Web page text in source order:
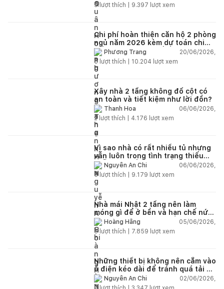
9lượt thích | 9.397 lượt xem
Chi phí hoàn thiện căn hộ 2 phòng
ngủ năm 2026 kèm dự toán chi
tiết và ví dụ thực tế
Phương Trang
20/06/2026,
5 lượt thích | 10.204 lượt xem
Xây nhà 2 tầng không đổ cột có
an toàn và tiết kiệm như lời đồn?
Thanh Hoa
06/06/2026,
2lượt thích | 4.176 lượt xem
Vì sao nhà có rất nhiều tủ nhưng
vẫn luôn trong tình trạng thiếu
chỗ chứa đồ?
Nguyễn An Chi
06/06/2026,
5lượt thích | 9.179 lượt xem
Nhà mái Nhật 2 tầng nên làm
móng gì để ở bền và hạn chế nứt
lún?Hoàng Hằng
05/06/2026,
5lượt thích | 7.859 lượt xem
Những thiết bị không nên cắm vào
ổ điện kéo dài để tránh quá tải và
chập cháy trong nhà
Nguyễn An Chi
02/06/2026,